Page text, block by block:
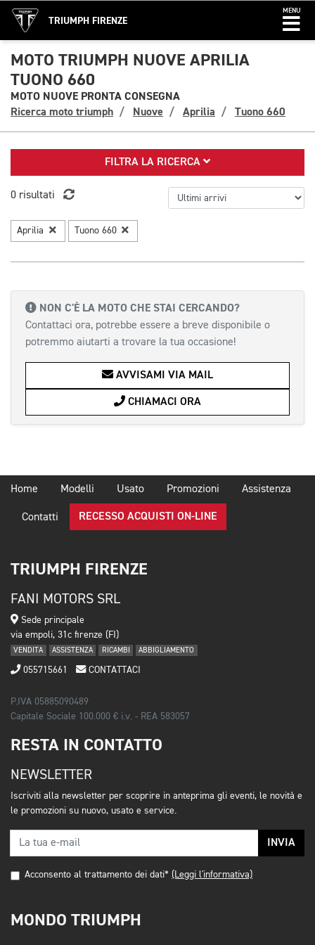
TRIUMPH FIRENZE
MENU
MOTO TRIUMPH NUOVE APRILIA
TUONO 660
MOTO NUOVE PRONTA CONSEGNA
Ricerca moto triumph
Nuove Aprilia Tuono 660
FILTRA LA RICERCA
0 risultati
Aprilia Tuono 660
NON C'È LA MOTO CHE STAI CERCANDO?
Contattaci ora, potrebbe essere a breve disponibile o
potremmo aiutarti a trovare la tua occasione!
AVVISAMI VIA MAIL
CHIAMACI ORA
Home Modelli Usato Promozioni Assistenza
Contatti RECESSO ACQUISTI ON-LINE
TRIUMPH FIRENZE
FANI MOTORS SRL
Sede principale
via empoli, 31c firenze (FI)
VENDITA ASSISTENZA RICAMBI ABBIGLIAMENTO
055715661 CONTATTACI
P.IVA 05885090489
Capitale Sociale 100.000 € i.v. - REA 583057
RESTA IN CONTATTO
NEWSLETTER
Iscriviti alla newsletter per scoprire in anteprima gli eventi, le novità e
le promozioni su nuovo, usato e service.
INVIA
Acconsento al trattamento dei dati* (Leggi l'informativa)
MONDO TRIUMPH